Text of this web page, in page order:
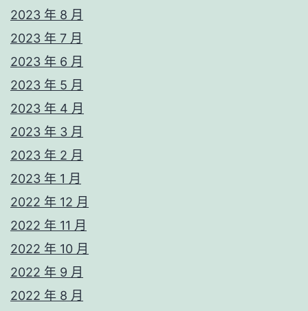
2023 年 8 月
2023 年 7 月
2023 年 6 月
2023 年 5 月
2023 年 4 月
2023 年 3 月
2023 年 2 月
2023 年 1 月
2022 年 12 月
2022 年 11 月
2022 年 10 月
2022 年 9 月
2022 年 8 月